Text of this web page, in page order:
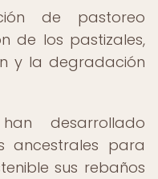
de pastoreo
de los pastizales,
y la degradación
desarrollado
ancestrales para
sus rebaños